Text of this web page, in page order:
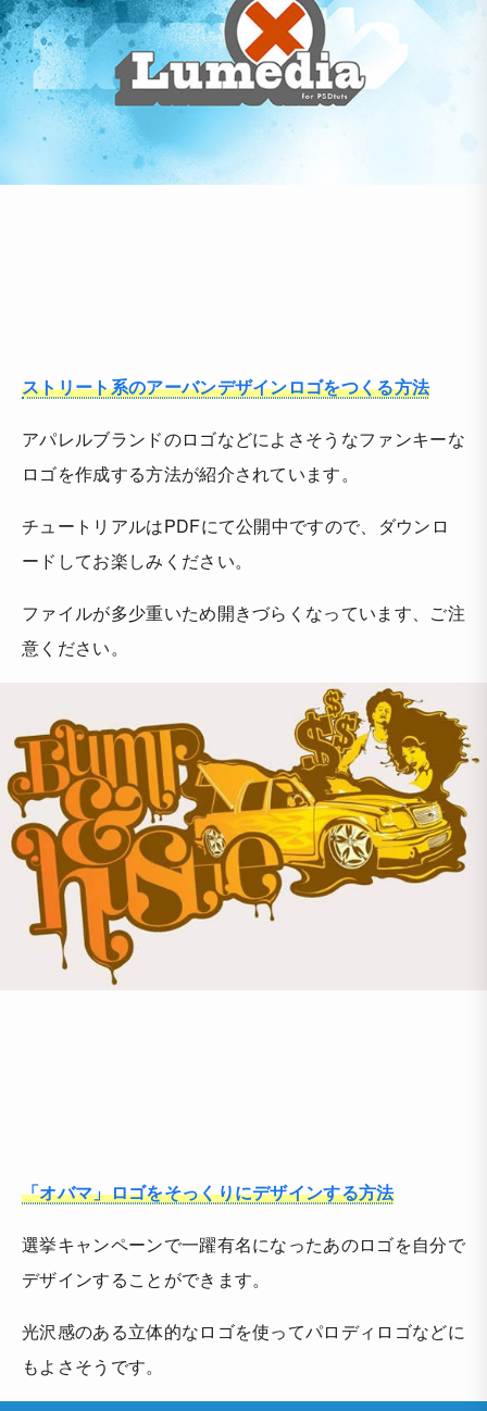
ストリート系のアーバンデザインロゴをつくる方法
アパレルブランドのロゴなどによさそうなファンキーな
ロゴを作成する方法が紹介されています。
チュートリアルはPDFにて公開中ですので、ダウンロ
ードしてお楽しみください。
ファイルが多少重いため開きづらくなっています、ご注
意ください。
「オバマ」ロゴをそっくりにデザインする方法
選挙キャンペーンで一躍有名になったあのロゴを自分で
デザインすることができます。
光沢感のある立体的なロゴを使ってパロディロゴなどに
もよさそうです。